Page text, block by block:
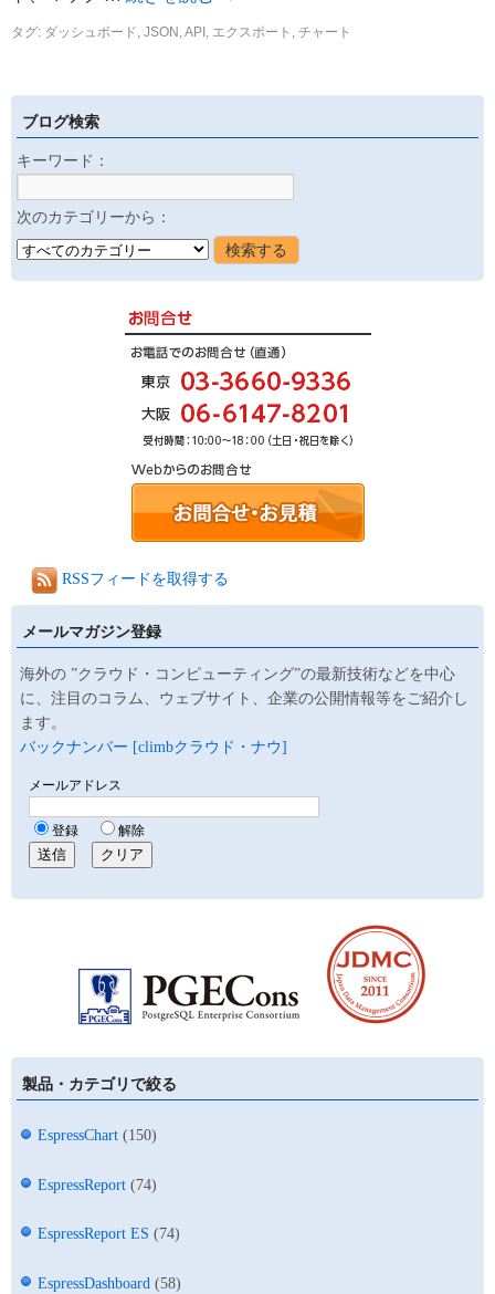
タグ: ダッシュボード, JSON ,API , エクスポート , チャート
ブログ検索
キーワード：
次のカテゴリーから：
RSSフィードを取得する
メールマガジン登録
海外の ”クラウド・コンピューティング”の最新技術などを中心
に、注目のコラム、ウェブサイト、企業の公開情報等をご紹介し
ます。
バックナンバー [climbクラウド・ナウ]
製品・カテゴリで絞る
EspressChart (150)
EspressReport (74)
EspressReport ES (74)
EspressDashboard (58)